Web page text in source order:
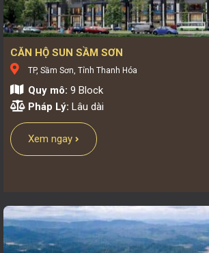
CĂN HỘ SUN SẦM SƠN
TP, Sầm Sơn, Tỉnh Thanh Hóa
Quy mô: 9 Block
Pháp Lý: Lâu dài
Xem ngay